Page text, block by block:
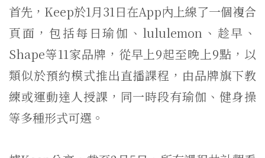
首先，Keep於1月31日在App內上線了一個複合
頁面，包括每日瑜伽、lululemon、趁早、
Shape等11家品牌，從早上9起至晚上9點，以
類似於預約模式推出直播課程，由品牌旗下教
練或運動達人授課，同一時段有瑜伽、健身操
等多種形式可選。